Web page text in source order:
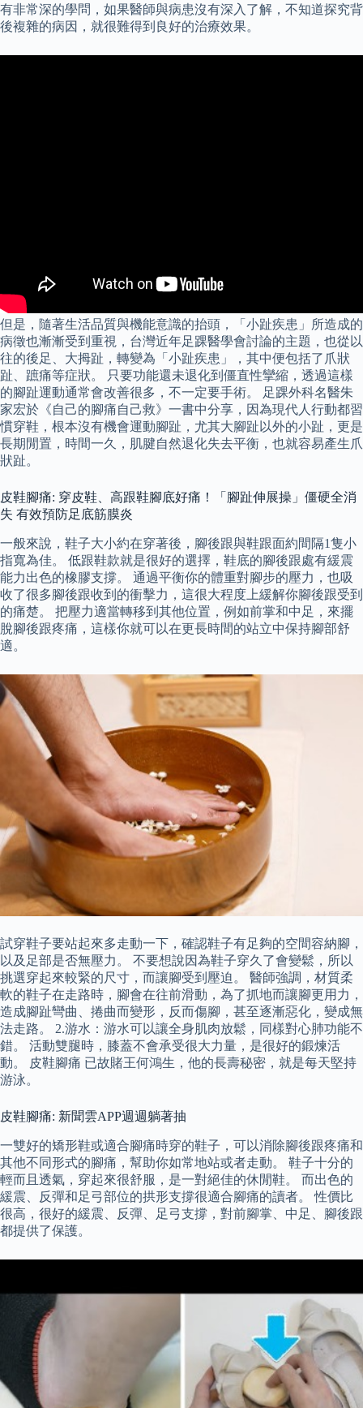
有非常深的學問，如果醫師與病患沒有深入了解，不知道探究背
後複雜的病因，就很難得到良好的治療效果。
但是，隨著生活品質與機能意識的抬頭，「小趾疾患」所造成的
病徵也漸漸受到重視，台灣近年足踝醫學會討論的主題，也從以
往的後足、大拇趾，轉變為「小趾疾患」，其中便包括了爪狀
趾、蹠痛等症狀。 只要功能還未退化到僵直性攣縮，透過這樣
的腳趾運動通常會改善很多，不一定要手術。 足踝外科名醫朱
家宏於《自己的腳痛自己救》一書中分享，因為現代人行動都習
慣穿鞋，根本沒有機會運動腳趾，尤其大腳趾以外的小趾，更是
長期閒置，時間一久，肌腱自然退化失去平衡，也就容易產生爪
狀趾。
皮鞋腳痛: 穿皮鞋、高跟鞋腳底好痛！「腳趾伸展操」僵硬全消
失 有效預防足底筋膜炎
一般來說，鞋子大小約在穿著後，腳後跟與鞋跟面約間隔1隻小
指寬為佳。 低跟鞋款就是很好的選擇，鞋底的腳後跟處有緩震
能力出色的橡膠支撐。 通過平衡你的體重對腳步的壓力，也吸
收了很多腳後跟收到的衝擊力，這很大程度上緩解你腳後跟受到
的痛楚。 把壓力適當轉移到其他位置，例如前掌和中足，來擺
脫腳後跟疼痛，這樣你就可以在更長時間的站立中保持腳部舒
適。
試穿鞋子要站起來多走動一下，確認鞋子有足夠的空間容納腳，
以及足部是否無壓力。 不要想說因為鞋子穿久了會變鬆，所以
挑選穿起來較緊的尺寸，而讓腳受到壓迫。 醫師強調，材質柔
軟的鞋子在走路時，腳會在往前滑動，為了抓地而讓腳更用力，
造成腳趾彎曲、捲曲而變形，反而傷腳，甚至逐漸惡化，變成無
法走路。 2.游水：游水可以讓全身肌肉放鬆，同樣對心肺功能不
錯。 活動雙腿時，膝蓋不會承受很大力量，是很好的鍛煉活
動。 皮鞋腳痛 已故賭王何鴻生，他的長壽秘密，就是每天堅持
游泳。
皮鞋腳痛: 新聞雲APP週週躺著抽
一雙好的矯形鞋或適合腳痛時穿的鞋子，可以消除腳後跟疼痛和
其他不同形式的腳痛，幫助你如常地站或者走動。 鞋子十分的
輕而且透氣，穿起來很舒服，是一對絕佳的休閒鞋。 而出色的
緩震、反彈和足弓部位的拱形支撐很適合腳痛的讀者。 性價比
很高，很好的緩震、反彈、足弓支撐，對前腳掌、中足、腳後跟
都提供了保護。